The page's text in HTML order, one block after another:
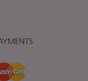
Adobe Inc.